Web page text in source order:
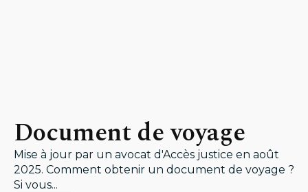
Document de voyage
Mise à jour par un avocat d'Accès justice en août
2025. Comment obtenir un document de voyage ?
Si vous...